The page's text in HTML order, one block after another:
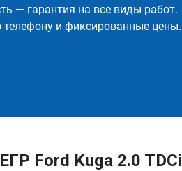
— гарантия на все виды работ.
и фиксированные цены.
Ford Kuga 2.0